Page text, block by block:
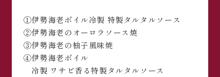
①伊勢海老ボイル冷製 特製タルタルソース
②伊勢海老のオーロラソース焼
③伊勢海老の柚子風味焼
④伊勢海老ボイル
冷製 ワサビ香る特製タルタルソース